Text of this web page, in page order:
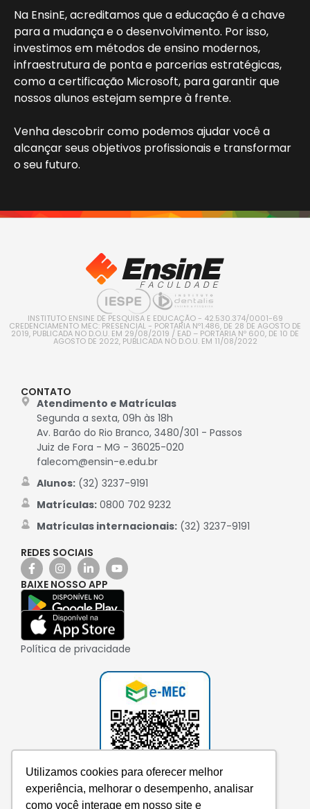
Utilizamos cookies para oferecer melhor
experiência, melhorar o desempenho, analisar
como você interage em nosso site e
Na EnsinE, acreditamos que a educação é a chave
para a mudança e o desenvolvimento. Por isso,
investimos em métodos de ensino modernos,
infraestrutura de ponta e parcerias estratégicas,
como a certificação Microsoft, para garantir que
nossos alunos estejam sempre à frente.
Venha descobrir como podemos ajudar você a
alcançar seus objetivos profissionais e transformar
o seu futuro.
INSTITUTO ENSINE DE PESQUISA E EDUCAÇÃO - 42.530.374/0001-69
CREDENCIAMENTO MEC: PRESENCIAL - PORTARIA Nº1.486, DE 28 DE AGOSTO DE
2019, PUBLICADA NO D.O.U. EM 29/08/2019 / EAD – PORTARIA Nº 600, DE 10 DE
AGOSTO DE 2022, PUBLICADA NO D.O.U. EM 11/08/2022
CONTATO
Atendimento e Matrículas
Segunda a sexta, 09h às 18h
Av. Barão do Rio Branco, 3480/301 - Passos
Juiz de Fora - MG - 36025-020
falecom@ensin-e.edu.br
Alunos:(32) 3237-9191
Matrículas:0800 702 9232
Matrículas internacionais:(32) 3237-9191
REDES SOCIAIS
BAIXE NOSSO APP
Política de privacidade